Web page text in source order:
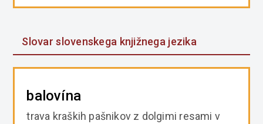
Slovar slovenskega knjižnega jezika
balovína
trava kraških pašnikov z dolgimi resami v